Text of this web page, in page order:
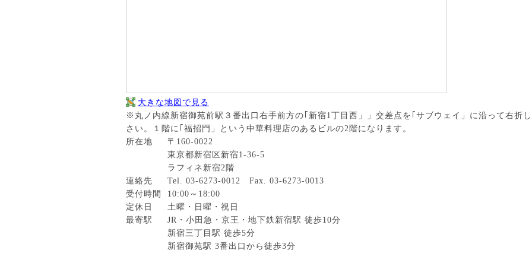
大きな地図で見る
※丸ノ内線新宿御苑前駅３番出口右手前方の｢新宿1丁目西」」交差点を｢サブウェイ」に沿って右折
さい。１階に｢福招門」という中華料理店のあるビルの2階になります。
所在地
〒160-0022
東京都新宿区新宿1-36-5
ラフィネ新宿2階
連絡先
Tel. 03-6273-0012
Fax. 03-6273-0013
受付時間
10:00～18:00
定休日
土曜・日曜・祝日
最寄駅
JR・小田急・京王・地下鉄新宿駅 徒歩10分
新宿三丁目駅 徒歩5分
新宿御苑駅 3番出口から徒歩3分